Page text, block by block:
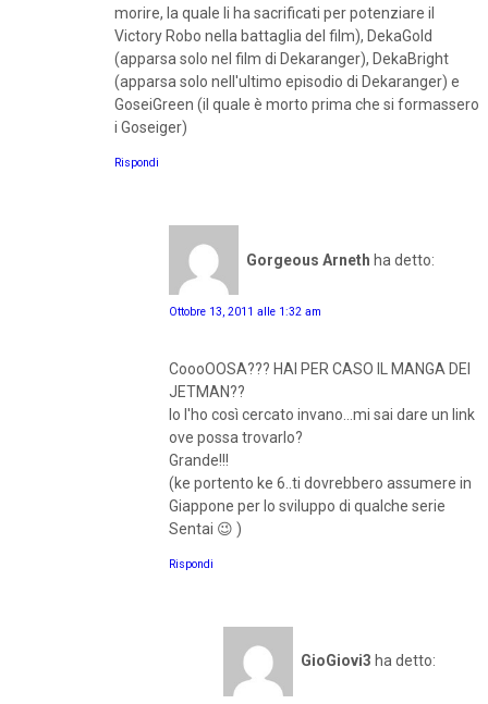
morire, la quale li ha sacrificati per potenziare il
Victory Robo nella battaglia del film), DekaGold
(apparsa solo nel film di Dekaranger), DekaBright
(apparsa solo nell'ultimo episodio di Dekaranger) e
GoseiGreen (il quale è morto prima che si formassero
i Goseiger)
Rispondi
Gorgeous Arneth ha detto:
Ottobre 13, 2011 alle 1:32 am
CoooOOSA??? HAI PER CASO IL MANGA DEI
JETMAN??
Io l'ho così cercato invano...mi sai dare un link
ove possa trovarlo?
Grande!!!
(ke portento ke 6..ti dovrebbero assumere in
Giappone per lo sviluppo di qualche serie
Sentai 😉 )
Rispondi
GioGiovi3 ha detto: